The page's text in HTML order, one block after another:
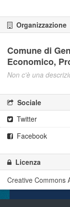
Organizzazione
Comune di
Economico,
Non c'è una
Sociale
Twitter
Facebook
Licenza
Creative Commons